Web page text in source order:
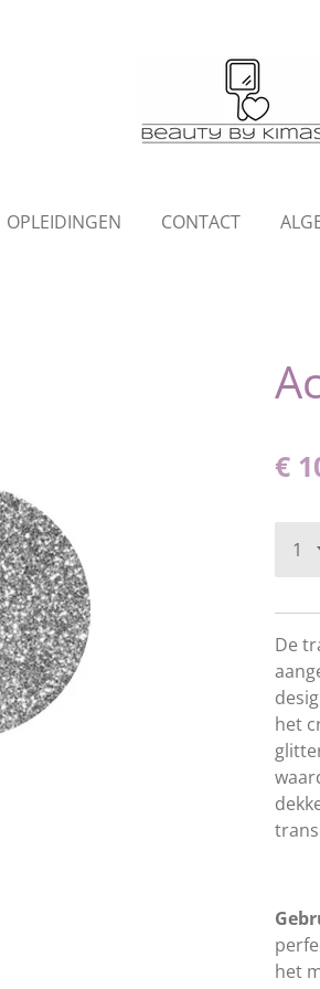
OPLEIDINGEN CONTACT
€
De
het
het